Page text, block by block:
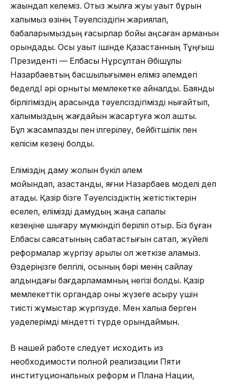
жақындап келеміз. Отыз жылға жуық уақыт бұрын
халқымыз өзінің Тәуелсіздігін жариялап,
бабаларымыздың ғасырлар бойы аңсаған арманын
орындады. Осы уақыт ішінде Қазақстанның Тұңғыш
Президенті — Елбасы Нұрсұлтан Әбішұлы
Назарбаевтың басшылығымен еліміз әлемдегі
беделдІ әрі орнықты мемлекетке айналды. Баянды
бірлігіміздің арқасында тәуелсіздігімізді нығайтып,
халқымыздың жағдайын жақсартуға жол аштық.
Бұл жасампаздық пен ілгерілеу, бейбітшілік пен
келісім кезеңі болды.
Еліміздің даму жолын бүкіл әлем
мойындап, қазақстандық, яғни Назарбаев моделі деп
атады. Қазір бізге Тәуелсіздіктің жетістіктерін
еселеп, елімізді дамудың жаңа сапалы
кезеңіне шығару мүмкіндігі беріліп отыр. Біз бұған
Елбасы саясатының сабақтастығын сақтап, жүйелі
реформалар жүргізу арқылы қол жеткізе аламыз.
Өздеріңізге белгілі, осының бәрі менің сайлау
алдындағы бағдарламамның негізі болды. Қазір
мемлекеттік органдар оны жүзеге асыру үшін
тиісті жұмыстар жүргізуде. Мен халыққа берген
уәделерімді міндетті түрде орындаймын.
В нашей работе следует исходить из
необходимости полной реализации Пяти
институциональных реформ и Плана Нации,